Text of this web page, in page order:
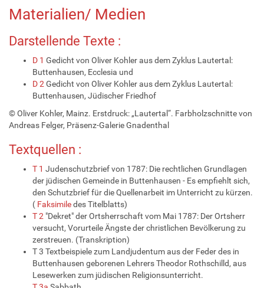
Materialien/ Medien
Darstellende Texte :
D 1 Gedicht von Oliver Kohler aus dem Zyklus Lautertal:
Buttenhausen, Ecclesia und
D 2 Gedicht von Oliver Kohler aus dem Zyklus Lautertal:
Buttenhausen, Jüdischer Friedhof
© Oliver Kohler, Mainz. Erstdruck: „Lautertal“. Farbholzschnitte von
Andreas Felger, Präsenz-Galerie Gnadenthal
Textquellen :
T 1 Judenschutzbrief von 1787: Die rechtlichen Grundlagen
der jüdischen Gemeinde in Buttenhausen - Es empfiehlt sich,
den Schutzbrief für die Quellenarbeit im Unterricht zu kürzen.
( Faksimiledes Titelblatts)
T 2 "Dekret" der Ortsherrschaft vom Mai 1787: Der Ortsherr
versucht, Vorurteile Ängste der christlichen Bevölkerung zu
zerstreuen. (Transkription)
T 3 Textbeispiele zum Landjudentum aus der Feder des in
Buttenhausen geborenen Lehrers Theodor Rothschilld, aus
Lesewerken zum jüdischen Religionsunterricht.